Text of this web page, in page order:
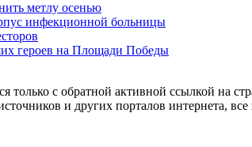
метлу осенью
инфекционной больницы
героев на Площади Победы
только с обратной активной ссылкой на
и других порталов интернета,